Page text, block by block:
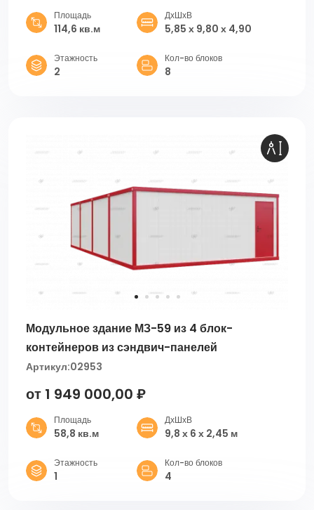
Площадь
114,6 кв.м
ДхШхВ
5,85 х 9,80 х 4,90
Этажность
2
Кол-во блоков
8
Модульное здание МЗ-59 из 4 блок-
контейнеров из сэндвич-панелей
Артикул:02953
от 1 949 000,00 ₽
Площадь
58,8 кв.м
ДхШхВ
9,8 х 6 х 2,45 м
Этажность
1
Кол-во блоков
4